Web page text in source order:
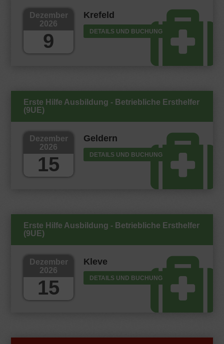
Dezember
2026
9
Krefeld
DETAILS UND BUCHUNG
Erste Hilfe Ausbildung - Betriebliche Ersthelfer
(9UE)
Dezember
2026
15
Geldern
DETAILS UND BUCHUNG
Erste Hilfe Ausbildung - Betriebliche Ersthelfer
(9UE)
Dezember
2026
15
Kleve
DETAILS UND BUCHUNG